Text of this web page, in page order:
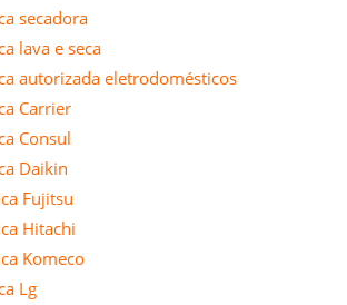
secadora
lava e seca
autorizada eletrodomésticos
Carrier
Consul
Daikin
Fujitsu
Hitachi
Komeco
Lg